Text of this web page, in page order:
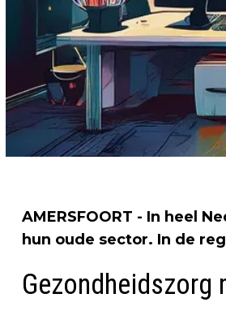
AMERSFOORT - In heel
hun oude sector. In de